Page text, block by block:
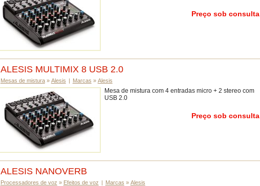
Preço sob consulta
ALESIS MULTIMIX 8 USB 2.0
Mesas de mistura» Alesis | Marcas » Alesis
Mesa de mistura com 4 entradas micro + 2 stereo com
USB 2.0
Preço sob consulta
ALESIS NANOVERB
Processadores de voz » Efeitos de voz | Marcas » Alesis